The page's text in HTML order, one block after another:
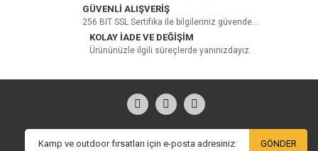
Yorum Yaz
GÜVENLİ ALIŞVERİŞ
256 BIT SSL Sertifika ile bilgileriniz güvende...
KOLAY İADE VE DEĞİŞİM
Ürününüzle ilgili süreçlerde yanınızdayız.
GÖNDER